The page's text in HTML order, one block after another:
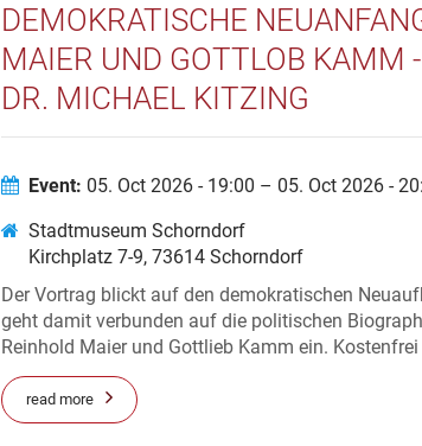
DEMOKRATISCHE
MAIER UND GOTTLOB KAMM
DR. MICHAEL KITZING
Event: 05. Oct 2026 - 19:00 – 05. Oct 2026 -
Stadtmuseum Schorndorf
Kirchplatz 7-9, 73614 Schorndorf
Der Vortrag blickt auf den demokratischen
geht damit verbunden auf die politischen
Reinhold Maier und Gottlieb Kamm ein. Kostenfrei
read more